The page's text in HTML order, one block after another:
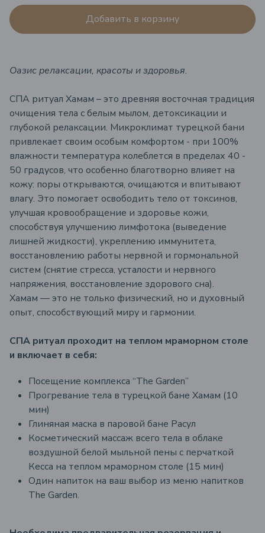
Добавить в корзину
Оазис релаксации, красоты и здоровья.
СПА ритуал Хамам – это древняя восточная традиция
очищения тела с белым мылом, детоксикации и
глубокой релаксации. Микроклимат турецкой бани
привлекает своим особым комфортом - при 100%
влажности температура колеблется в пределах 40 -
50 градусов, что особенно благотворно влияет на
кожу: поры открываются, очищаются и впитывают
влагу. Это помогает освободить тело от токсинов,
улучшая кровообращение и здоровье кожи,
способствуя улучшению лимфотока (выведение
лишней жидкости), укреплению иммунитета,
восстановлению работы нервной и гормональной
систем (снятие стресса, усталости и нервного
напряжения, восстановление здорового сна).
Хамам — это не только физический, но и духовный
опыт, способствующий миру и гармонии.
СПА ритуал проходит на теплом мраморном столе
и включает в себя:
Посещение комплекса “The Garden”
Прогревание тела в турецкой бане Хамам (10
мин)
Глиняная маска в паровой бане Расул
Косметический массаж всего тела в облаке
воздушной белой мыльной пены с перчаткой
Кесса на теплом мраморном столе (15 мин)
Один напиток на ваш выбор из меню напитков
The Garden.